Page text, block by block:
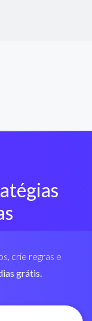
crie regras e
grátis.